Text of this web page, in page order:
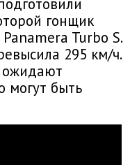
гонщик
Turbo S.
295 км/ч.
ожидают
могут быть